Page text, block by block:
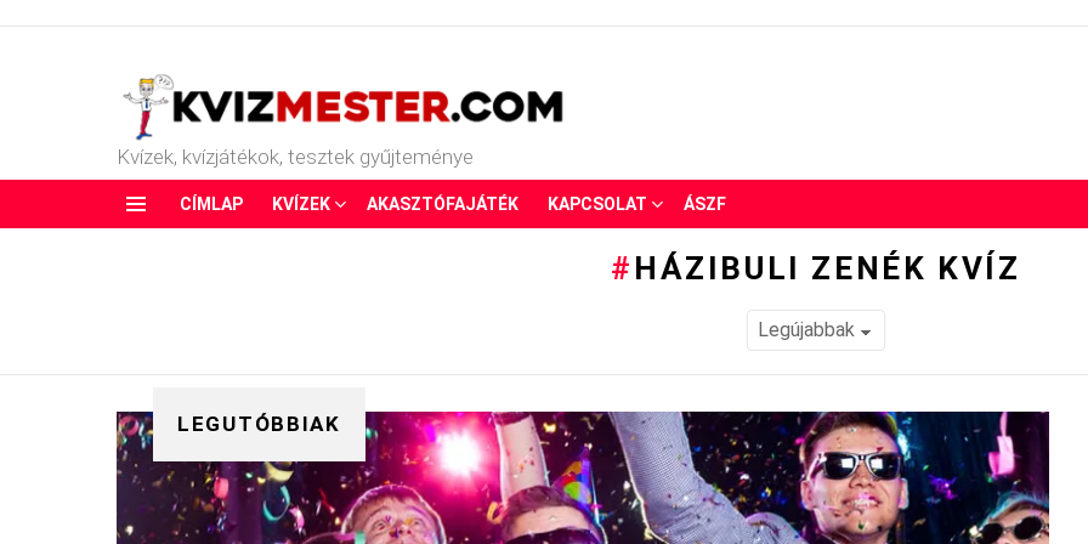
Kvízek, kvízjátékok, tesztek gyűjteménye
CÍMLAP KVÍZEK AKASZTÓFAJÁTÉK KAPCSOLAT ÁSZF
HÁZIBULI ZENÉK KVÍZ
LEGUTÓBBIAK